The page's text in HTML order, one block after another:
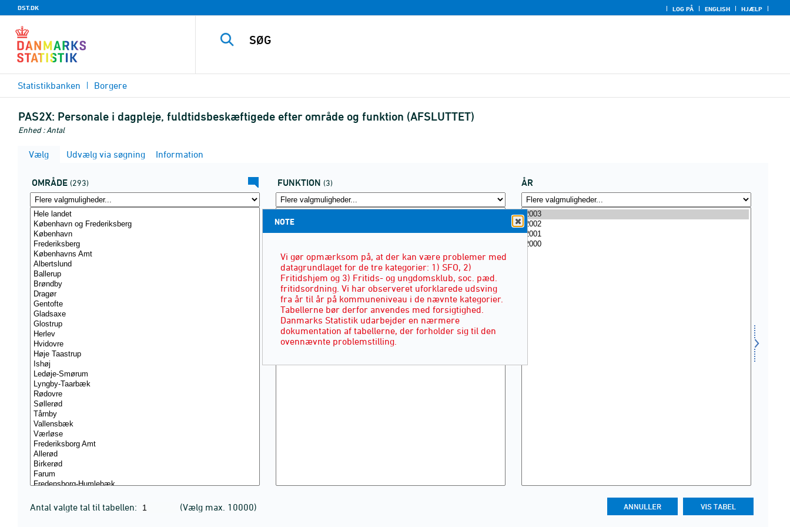
DST.DK LOG PÅ ENGLISH HJÆLP
Statistikbanken Borgere
PAS2X: Personale i dagpleje, fuldtidsbeskæftigede efter område og funktion (AFSLUTTET)
Enhed : Antal
Vælg Udvælg via søgning Information
OMRÅDE (293) FUNKTION (3) ÅR
Antal valgte tal til tabellen: (Vælg max. 10000)
NOTE
Vi gør opmærksom på, at der kan være problemer med
datagrundlaget for de tre kategorier: 1) SFO, 2)
Fritidshjem og 3) Fritids- og ungdomsklub, soc. pæd.
fritidsordning. Vi har observeret uforklarede udsving
fra år til år på kommuneniveau i de nævnte kategorier.
Tabellerne bør derfor anvendes med forsigtighed.
Danmarks Statistik udarbejder en nærmere
dokumentation af tabellerne, der forholder sig til den
ovennævnte problemstilling.